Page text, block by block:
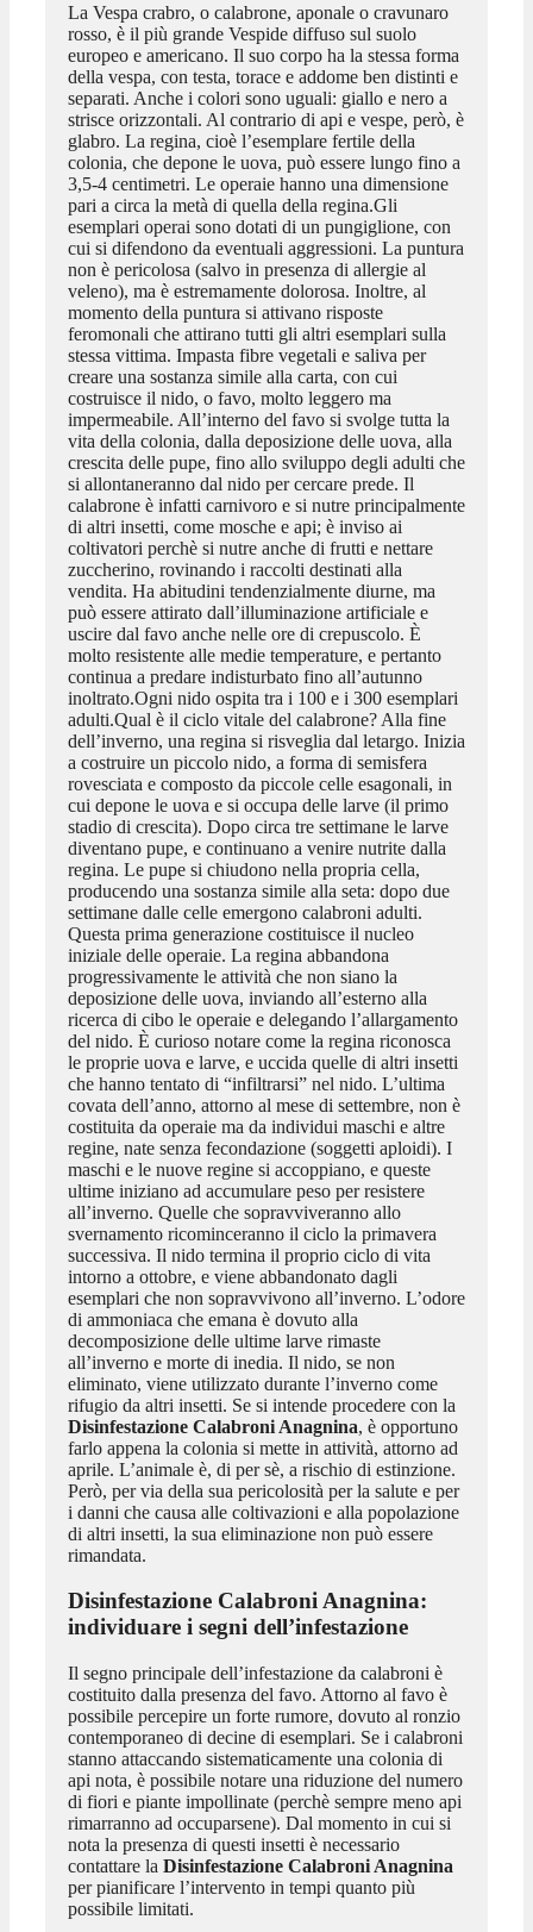
La Vespa crabro, o calabrone, aponale o cravunaro
rosso, è il più grande Vespide diffuso sul suolo
europeo e americano. Il suo corpo ha la stessa forma
della vespa, con testa, torace e addome ben distinti e
separati. Anche i colori sono uguali: giallo e nero a
strisce orizzontali. Al contrario di api e vespe, però, è
glabro. La regina, cioè l’esemplare fertile della
colonia, che depone le uova, può essere lungo fino a
3,5-4 centimetri. Le operaie hanno una dimensione
pari a circa la metà di quella della regina.Gli
esemplari operai sono dotati di un pungiglione, con
cui si difendono da eventuali aggressioni. La puntura
non è pericolosa (salvo in presenza di allergie al
veleno), ma è estremamente dolorosa. Inoltre, al
momento della puntura si attivano risposte
feromonali che attirano tutti gli altri esemplari sulla
stessa vittima. Impasta fibre vegetali e saliva per
creare una sostanza simile alla carta, con cui
costruisce il nido, o favo, molto leggero ma
impermeabile. All’interno del favo si svolge tutta la
vita della colonia, dalla deposizione delle uova, alla
crescita delle pupe, fino allo sviluppo degli adulti che
si allontaneranno dal nido per cercare prede. Il
calabrone è infatti carnivoro e si nutre principalmente
di altri insetti, come mosche e api; è inviso ai
coltivatori perchè si nutre anche di frutti e nettare
zuccherino, rovinando i raccolti destinati alla
vendita. Ha abitudini tendenzialmente diurne, ma
può essere attirato dall’illuminazione artificiale e
uscire dal favo anche nelle ore di crepuscolo. È
molto resistente alle medie temperature, e pertanto
continua a predare indisturbato fino all’autunno
inoltrato.Ogni nido ospita tra i 100 e i 300 esemplari
adulti.Qual è il ciclo vitale del calabrone? Alla fine
dell’inverno, una regina si risveglia dal letargo. Inizia
a costruire un piccolo nido, a forma di semisfera
rovesciata e composto da piccole celle esagonali, in
cui depone le uova e si occupa delle larve (il primo
stadio di crescita). Dopo circa tre settimane le larve
diventano pupe, e continuano a venire nutrite dalla
regina. Le pupe si chiudono nella propria cella,
producendo una sostanza simile alla seta: dopo due
settimane dalle celle emergono calabroni adulti.
Questa prima generazione costituisce il nucleo
iniziale delle operaie. La regina abbandona
progressivamente le attività che non siano la
deposizione delle uova, inviando all’esterno alla
ricerca di cibo le operaie e delegando l’allargamento
del nido. È curioso notare come la regina riconosca
le proprie uova e larve, e uccida quelle di altri insetti
che hanno tentato di “infiltrarsi” nel nido. L’ultima
covata dell’anno, attorno al mese di settembre, non è
costituita da operaie ma da individui maschi e altre
regine, nate senza fecondazione (soggetti aploidi). I
maschi e le nuove regine si accoppiano, e queste
ultime iniziano ad accumulare peso per resistere
all’inverno. Quelle che sopravviveranno allo
svernamento ricominceranno il ciclo la primavera
successiva. Il nido termina il proprio ciclo di vita
intorno a ottobre, e viene abbandonato dagli
esemplari che non sopravvivono all’inverno. L’odore
di ammoniaca che emana è dovuto alla
decomposizione delle ultime larve rimaste
all’inverno e morte di inedia. Il nido, se non
eliminato, viene utilizzato durante l’inverno come
rifugio da altri insetti. Se si intende procedere con la
Disinfestazione Calabroni Anagnina, è opportuno
farlo appena la colonia si mette in attività, attorno ad
aprile. L’animale è, di per sè, a rischio di estinzione.
Però, per via della sua pericolosità per la salute e per
i danni che causa alle coltivazioni e alla popolazione
di altri insetti, la sua eliminazione non può essere
rimandata.
Disinfestazione Calabroni Anagnina:
individuare i segni dell’infestazione
Il segno principale dell’infestazione da calabroni è
costituito dalla presenza del favo. Attorno al favo è
possibile percepire un forte rumore, dovuto al ronzio
contemporaneo di decine di esemplari. Se i calabroni
stanno attaccando sistematicamente una colonia di
api nota, è possibile notare una riduzione del numero
di fiori e piante impollinate (perchè sempre meno api
rimarranno ad occuparsene). Dal momento in cui si
nota la presenza di questi insetti è necessario
contattare la Disinfestazione Calabroni Anagnina
per pianificare l’intervento in tempi quanto più
possibile limitati.